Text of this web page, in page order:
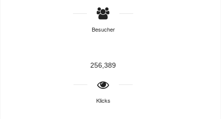
Besucher
256,389
Klicks